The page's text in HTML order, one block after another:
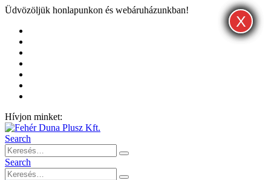
Üdvözöljük honlapunkon és webáruházunkban!
Hívjon minket:
Search
Search
X
X
X